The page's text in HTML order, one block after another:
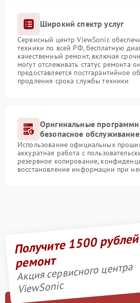
Широкий спектр услуг
Сервисный центр ViewSonic
техники по всей РФ, бесплатную
качественный ремонт, включая
могут отслеживать статус ремонта
предоставляется постгарантийное
продления срока службы техники
Оригинальные
безопасное
Использование официальных
аккуратная работа с
резервное копирование,
восстановление информации при
Получите 1500
ремонт
Акция сервисного центра
ViewSonic